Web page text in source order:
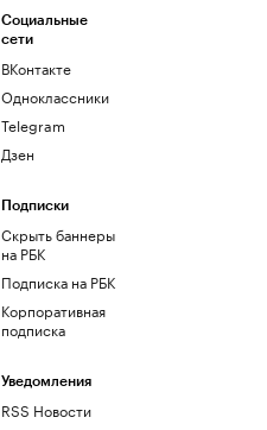
Социальные
сети
ВКонтакте
Одноклассники
Telegram
Дзен
Подписки
Скрыть баннеры
на РБК
Подписка на РБК
Корпоративная
подписка
Уведомления
RSS Новости